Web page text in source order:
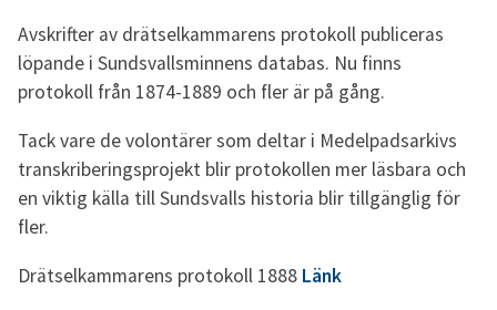
Avskrifter av drätselkammarens protokoll publiceras
löpande i Sundsvallsminnens databas. Nu finns
protokoll från 1874-1889 och fler är på gång.
Tack vare de volontärer som deltar i Medelpadsarkivs
transkriberingsprojekt blir protokollen mer läsbara och
en viktig källa till Sundsvalls historia blir tillgänglig för
fler.
Drätselkammarens protokoll 1888 Länk